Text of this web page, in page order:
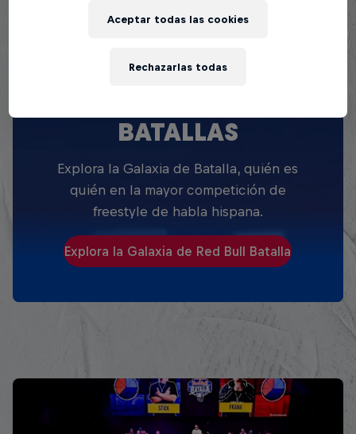
BATALLAS
Explora la Galaxia de Batalla, quién es
quién en la mayor competición de
freestyle de habla hispana.
Explora la Galaxia de Red Bull Batalla
Rechazarlas todas
Aceptar todas las cookies